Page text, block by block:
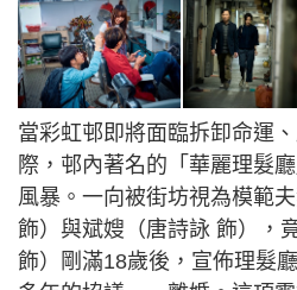
當彩虹邨即將面臨拆卸命運
際，邨內著名的「華麗理髮
風暴。一向被街坊視為模範
飾）與斌嫂（唐詩詠 飾），
飾）剛滿18歲後，宣佈理髮